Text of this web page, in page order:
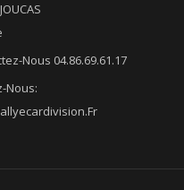
Nous 04.86.69.61.17
Nous: